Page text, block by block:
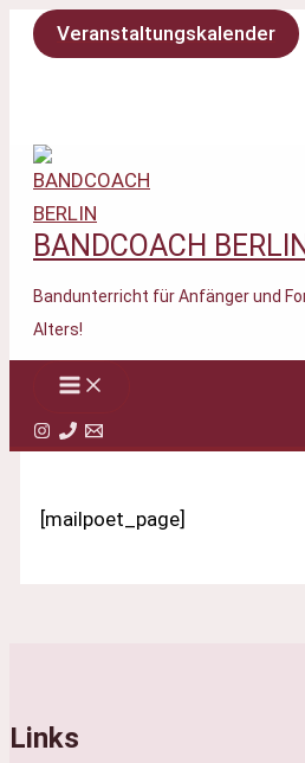
Zum
Inhalt
Veranstaltungskalender
BANDCOACH BERLIN
Bandunterricht für Anfänger und
Alters!
[mailpoet_page]
Links